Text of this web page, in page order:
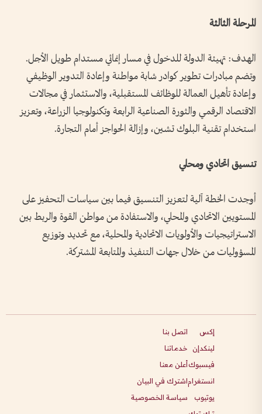
المرحلة الثالثة
الهدف: تهيئة الدولة للدخول في مسار إنمائي مستدام طويل الأجل.
وتضم مبادرات تطوير كوادر شابة مواطنة وإعادة التدوير الوظيفي
وإعادة تأهيل العمالة للوظائف المستقبلية، والاستثمار في مجالات
الاقتصاد الرقمي والثورة الصناعية الرابعة وتكنولوجيا الزراعة، وتعزيز
استخدام تقنية البلوك تشين، وإزالة الحواجز أمام التجارة.
تنسيق اتحادي ومحلي
أوجدت الخطة آلية لتعزيز التنسيق فيما بين سياسات التحفيز على
المستويين الاتحادي والمحلي، والاستفادة من مواطن القوة والربط بين
الاستراتيجيات والأولويات الاتحادية والمحلية، مع تحديد وتوزيع
المسؤوليات من خلال جهات التنفيذ والمتابعة المشتركة.
إكس
لينكدإن
فيسبوك
انستغرام
يوتيوب
اتصل بنا
خدماتنا
أعلن معنا
اشترك في البيان
سياسة الخصوصية